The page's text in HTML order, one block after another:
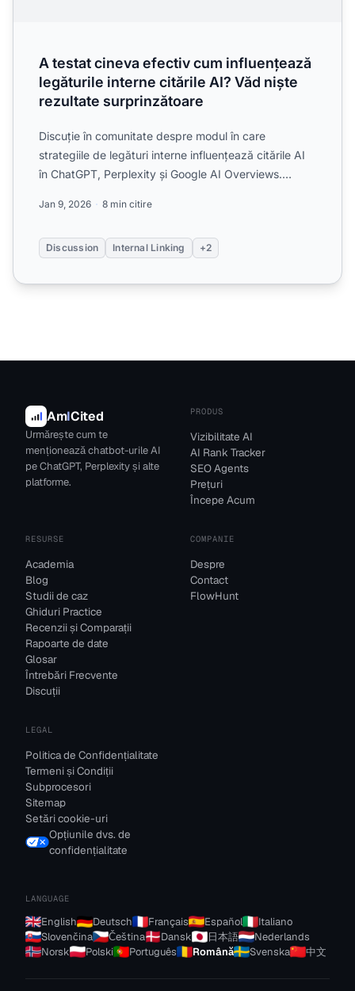
A testat cineva efectiv cum influențează
legăturile interne citările AI? Văd niște
rezultate surprinzătoare
Discuție în comunitate despre modul în care
strategiile de legături interne influențează citările AI
în ChatGPT, Perplexity și Google AI Overviews.
Jan 9, 2026 8 min citire
Discussion Internal Linking +2
AmICited
Urmărește cum te
menționează chatbot-urile AI
pe ChatGPT, Perplexity și alte
platforme.
PRODUS
Vizibilitate AI
AI Rank Tracker
SEO Agents
Prețuri
Începe Acum
RESURSE
Academia
Blog
Studii de caz
Ghiduri Practice
Recenzii și Comparații
Rapoarte de date
Glosar
Întrebări Frecvente
Discuții
COMPANIE
Despre
Contact
FlowHunt
LEGAL
Politica de Confidențialitate
Termeni și Condiții
Subprocesori
Sitemap
Setări cookie-uri
Opțiunile dvs. de
confidențialitate
LANGUAGE
English Deutsch Français Español
Italiano
Slovenčina
Čeština Dansk 日本語
Nederlands
Norsk
Polski Português Română Svenska 中文